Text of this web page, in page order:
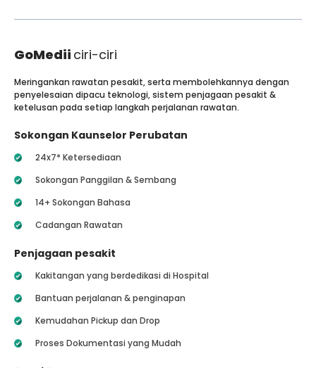
GoMedii ciri-ciri
Meringankan rawatan pesakit, serta membolehkannya dengan
penyelesaian dipacu teknologi, sistem penjagaan pesakit &
ketelusan pada setiap langkah perjalanan rawatan.
Sokongan Kaunselor Perubatan
24x7* Ketersediaan
Sokongan Panggilan & Sembang
14+ Sokongan Bahasa
Cadangan Rawatan
Penjagaan pesakit
Kakitangan yang berdedikasi di Hospital
Bantuan perjalanan & penginapan
Kemudahan Pickup dan Drop
Proses Dokumentasi yang Mudah